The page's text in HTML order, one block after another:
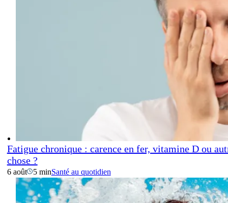
Fatigue chronique : carence en fer, vitamine D ou
chose ?
6 août 5 minSanté au quotidien